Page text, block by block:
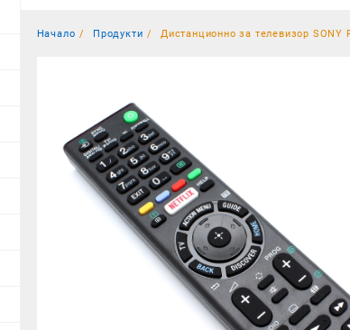
Начало Продукти Дистанционно за телевизор SONY